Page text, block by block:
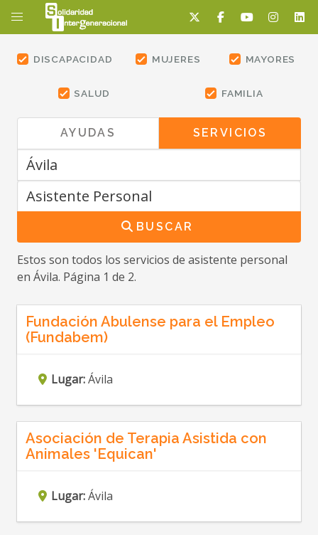
DISCAPACIDAD MUJERES MAYORES
SALUD FAMILIA
AYUDAS SERVICIOS
BUSCAR
Estos son todos los servicios de asistente personal
en Ávila. Página 1 de 2.
Fundación Abulense para el Empleo
(Fundabem)
Lugar:Ávila
Asociación de Terapia Asistida con
Animales 'Equican'
Lugar:Ávila